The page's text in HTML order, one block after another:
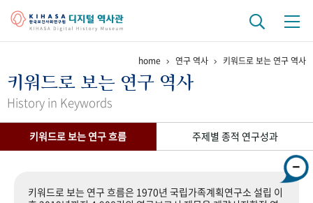
걸어온 길 기관 변천사 역대 기관장
연구 역사
home 연구 역사 키워드로 보는 연구 역사
키워드로 보는 연구 역사
History in Keywords
키워드로 보는 연구 흐름 주제별 종적 연구성과
키워드로 보는 연구 흐름은 1970년 국립가족계획연구소 설립 이